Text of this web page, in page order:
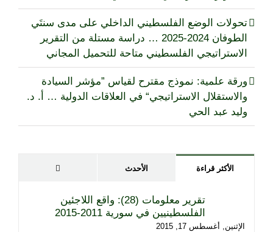
تحولات الوضع الفلسطيني الداخلي على مدى سنتَي
الطوفان 2024-2025 … دراسة مستلة من التقرير
الاستراتيجي الفلسطيني متاحة للتحميل المجاني
ورقة علمية: نموذج مقترح لقياس ”مؤشر السيادة
والاستقلال الاستراتيجي“ في العلاقات الدولية … أ. د.
وليد عبد الحي
الأكثر قراءة الأحدث
تقرير معلومات (28): واقع اللاجئين
الفلسطينيين في سورية 2011-2015
الإثنين, أغسطس 17, 2015